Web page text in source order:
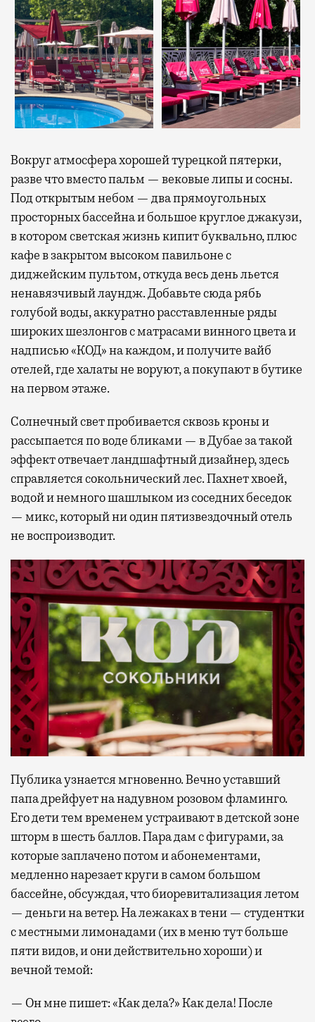
Вокруг атмосфера хорошей турецкой пятерки,
разве что вместо пальм — вековые липы и сосны.
Под открытым небом — два прямоугольных
просторных бассейна и большое круглое джакузи,
в котором светская жизнь кипит буквально, плюс
кафе в закрытом высоком павильоне с
диджейским пультом, откуда весь день льется
ненавязчивый лаундж. Добавьте сюда рябь
голубой воды, аккуратно расставленные ряды
широких шезлонгов с матрасами винного цвета и
надписью «КОД» на каждом, и получите вайб
отелей, где халаты не воруют, а покупают в бутике
на первом этаже.
Солнечный свет пробивается сквозь кроны и
рассыпается по воде бликами — в Дубае за такой
эффект отвечает ландшафтный дизайнер, здесь
справляется сокольнический лес. Пахнет хвоей,
водой и немного шашлыком из соседних беседок
— микс, который ни один пятизвездочный отель
не воспроизводит.
Публика узнается мгновенно. Вечно уставший
папа дрейфует на надувном розовом фламинго.
Его дети тем временем устраивают в детской зоне
шторм в шесть баллов. Пара дам с фигурами, за
которые заплачено потом и абонементами,
медленно нарезает круги в самом большом
бассейне, обсуждая, что биоревитализация летом
— деньги на ветер. На лежаках в тени — студентки
с местными лимонадами (их в меню тут больше
пяти видов, и они действительно хороши) и
вечной темой:
— Он мне пишет: «Как дела?» Как дела! После